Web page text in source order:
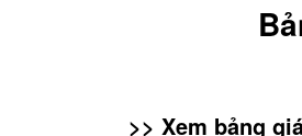
>> Xem bảng